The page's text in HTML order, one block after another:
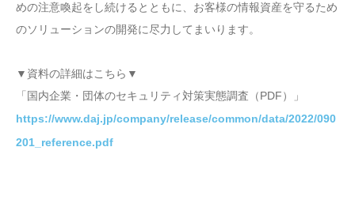
めの注意喚起をし続けるとともに、お客様の情報資産を守るため
のソリューションの開発に尽力してまいります。
▼資料の詳細はこちら▼
「国内企業・団体のセキュリティ対策実態調査（PDF）」
https://www.daj.jp/company/release/common/data/2022/090
201_reference.pdf